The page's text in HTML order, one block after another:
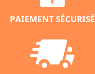
PAIEMENT SÉCURISÉ